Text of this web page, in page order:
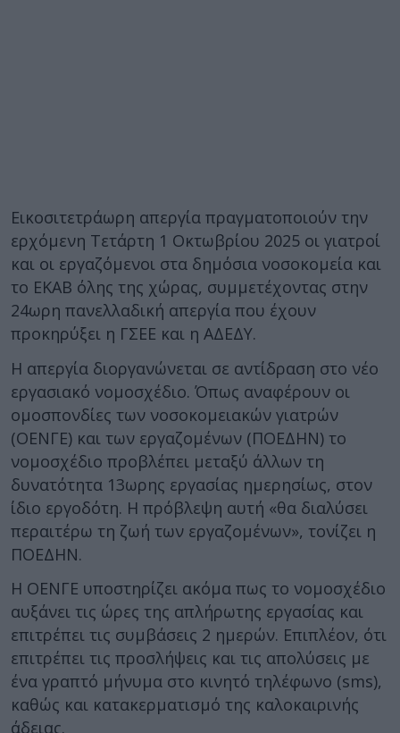
Εικοσιτετράωρη απεργία πραγματοποιούν την
ερχόμενη Τετάρτη 1 Οκτωβρίου 2025 οι γιατροί
και οι εργαζόμενοι στα δημόσια νοσοκομεία και
το ΕΚΑΒ όλης της χώρας, συμμετέχοντας στην
24ωρη πανελλαδική απεργία που έχουν
προκηρύξει η ΓΣΕΕ και η ΑΔΕΔΥ.
Η απεργία διοργανώνεται σε αντίδραση στο νέο
εργασιακό νομοσχέδιο. Όπως αναφέρουν οι
ομοσπονδίες των νοσοκομειακών γιατρών
(ΟΕΝΓΕ) και των εργαζομένων (ΠΟΕΔΗΝ) το
νομοσχέδιο προβλέπει μεταξύ άλλων τη
δυνατότητα 13ωρης εργασίας ημερησίως, στον
ίδιο εργοδότη. Η πρόβλεψη αυτή «θα διαλύσει
περαιτέρω τη ζωή των εργαζομένων», τονίζει η
ΠΟΕΔΗΝ.
Η ΟΕΝΓΕ υποστηρίζει ακόμα πως το νομοσχέδιο
αυξάνει τις ώρες της απλήρωτης εργασίας και
επιτρέπει τις συμβάσεις 2 ημερών. Επιπλέον, ότι
επιτρέπει τις προσλήψεις και τις απολύσεις με
ένα γραπτό μήνυμα στο κινητό τηλέφωνο (sms),
καθώς και κατακερματισμό της καλοκαιρινής
άδειας.